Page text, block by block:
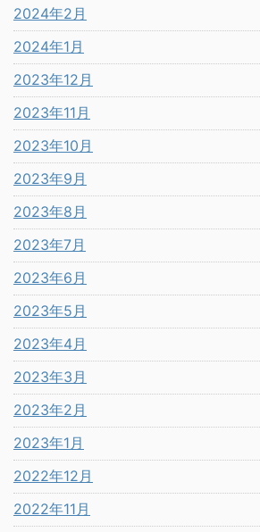
2024年2月
2024年1月
2023年12月
2023年11月
2023年10月
2023年9月
2023年8月
2023年7月
2023年6月
2023年5月
2023年4月
2023年3月
2023年2月
2023年1月
2022年12月
2022年11月